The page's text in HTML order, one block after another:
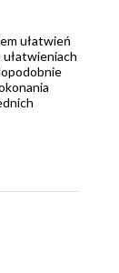
ułatwień